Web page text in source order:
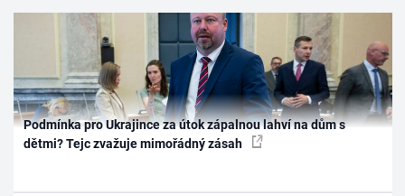
Podmínka pro Ukrajince za útok zápalnou lahví na dům s
dětmi? Tejc zvažuje mimořádný zásah